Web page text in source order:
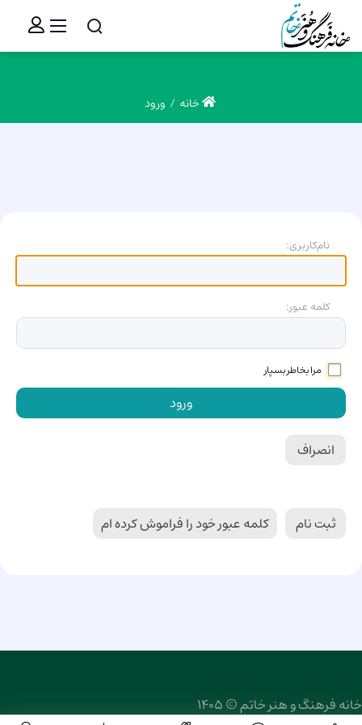
خانه ورود
نام‌کاربری:
کلمه عبور:
مرا بخاطر بسپار
ورود
انصراف
ثبت نام کلمه عبور خود را فراموش کرده ام
خانه فرهنگ و هنر خاتم © 1405